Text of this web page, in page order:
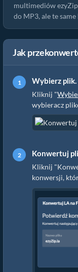
multimediów
do MP3, ale te
Jak
Wybierz plik.
Kliknij "
wybieracz
Konwertuj
Kliknij
konwersji,